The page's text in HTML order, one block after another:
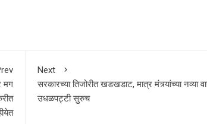
मग
Next
सरकारच्या तिजोरीत खडखडाट, मात्र मंत्र्यांच्या नव्या
उधळपट्टी सुरुच